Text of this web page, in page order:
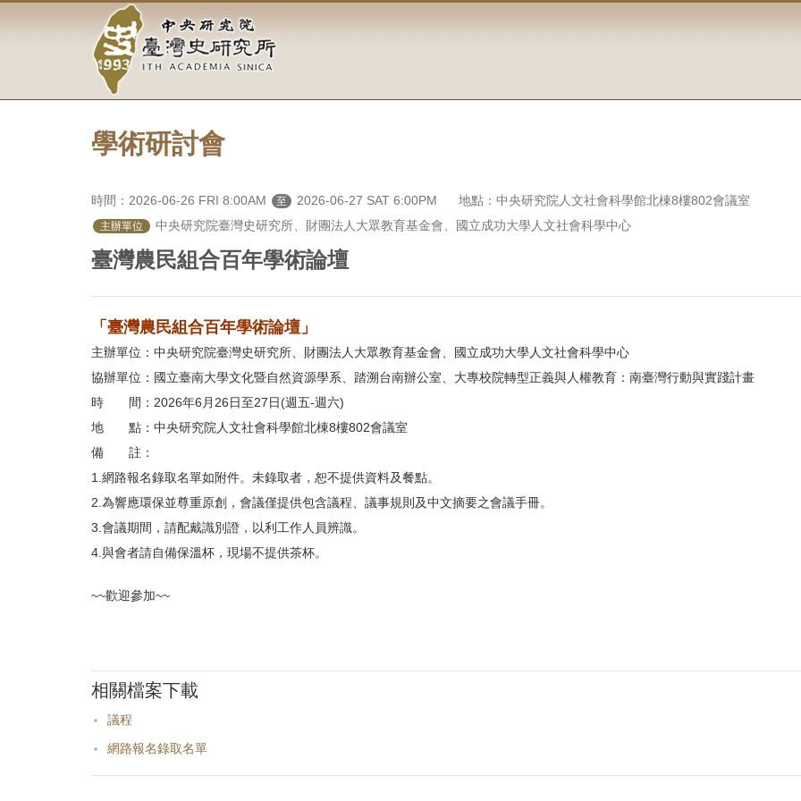
容
中
央
研
究
院-
臺
灣
史
研
究
所-
首
頁
學術研討會
時間：2026-06-26 FRI 8:00AM 至 2026-06-27 SAT 6:00PM 地點：中央研究院人文社會科學館北棟8樓802會議室
主辦單位 中央研究院臺灣史研究所、財團法人大眾教育基金會、國立成功大學人文社會科學中心
臺灣農民組合百年學術論壇
「臺灣農民組合百年學術論壇」
主辦單位：中央研究院臺灣史研究所、財團法人大眾教育基金會、國立成功大學人文社會科學中心
協辦單位：國立臺南大學文化暨自然資源學系、踏溯台南辦公室、⼤專校院轉型正義與⼈權教育：南臺灣⾏動與實踐計畫
時 間：2026年6月26日至27日(週五-週六)
地 點：中央研究院人文社會科學館北棟8樓802會議室
備 註：
1.網路報名錄取名單如附件。未錄取者，恕不提供資料及餐點。
2.為響應環保並尊重原創，會議僅提供包含議程、議事規則及中文摘要之會議手冊。
3.會議期間，請配戴識別證，以利工作人員辨識。
4.與會者請自備保溫杯，現場不提供茶杯。
~~歡迎參加~~
相關檔案下載
議程
網路報名錄取名單